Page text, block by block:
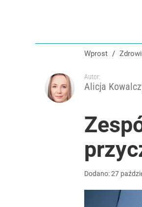
Wprost /
Autor:
Alicja
Dodano:27